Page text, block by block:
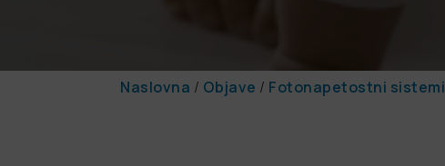
Naslovna / Objave / Fotonapetostni sistemi